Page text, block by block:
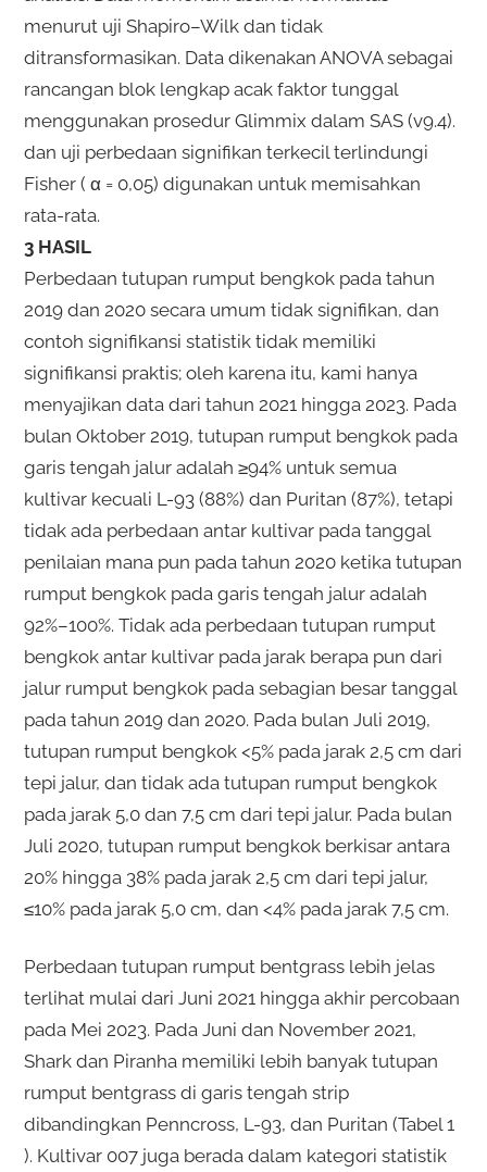
menurut uji Shapiro–Wilk dan tidak
ditransformasikan. Data dikenakan ANOVA sebagai
rancangan blok lengkap acak faktor tunggal
menggunakan prosedur Glimmix dalam SAS (v9.4).
dan uji perbedaan signifikan terkecil terlindungi
Fisher ( α = 0,05) digunakan untuk memisahkan
rata-rata.
3 HASIL
Perbedaan tutupan rumput bengkok pada tahun
2019 dan 2020 secara umum tidak signifikan, dan
contoh signifikansi statistik tidak memiliki
signifikansi praktis; oleh karena itu, kami hanya
menyajikan data dari tahun 2021 hingga 2023. Pada
bulan Oktober 2019, tutupan rumput bengkok pada
garis tengah jalur adalah ≥94% untuk semua
kultivar kecuali L-93 (88%) dan Puritan (87%), tetapi
tidak ada perbedaan antar kultivar pada tanggal
penilaian mana pun pada tahun 2020 ketika tutupan
rumput bengkok pada garis tengah jalur adalah
92%–100%. Tidak ada perbedaan tutupan rumput
bengkok antar kultivar pada jarak berapa pun dari
jalur rumput bengkok pada sebagian besar tanggal
pada tahun 2019 dan 2020. Pada bulan Juli 2019,
tutupan rumput bengkok <5% pada jarak 2,5 cm dari
tepi jalur, dan tidak ada tutupan rumput bengkok
pada jarak 5,0 dan 7,5 cm dari tepi jalur. Pada bulan
Juli 2020, tutupan rumput bengkok berkisar antara
20% hingga 38% pada jarak 2,5 cm dari tepi jalur,
≤10% pada jarak 5,0 cm, dan <4% pada jarak 7,5 cm.
Perbedaan tutupan rumput bentgrass lebih jelas
terlihat mulai dari Juni 2021 hingga akhir percobaan
pada Mei 2023. Pada Juni dan November 2021,
Shark dan Piranha memiliki lebih banyak tutupan
rumput bentgrass di garis tengah strip
dibandingkan Penncross, L-93, dan Puritan (Tabel 1
). Kultivar 007 juga berada dalam kategori statistik